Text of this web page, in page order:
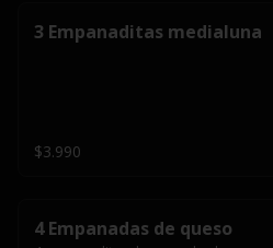
3 Empanaditas medialuna
$3.990
4 Empanadas de queso